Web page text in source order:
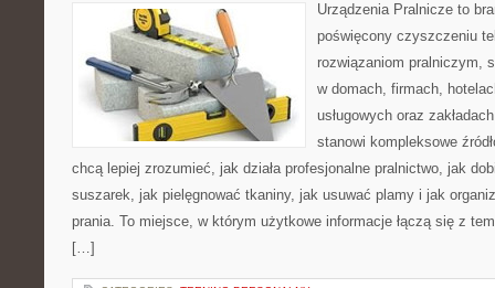
Urządzenia Pralnicze to
poświęcony czyszczeniu
rozwiązaniom pralniczym,
w domach, firmach,
usługowych oraz
stanowi kompleksowe
chcą lepiej zrozumieć, jak działa profesjonalne pralnictwo, jak
suszarek, jak pielęgnować tkaniny, jak usuwać plamy i jak
prania. To miejsce, w którym użytkowe informacje łączą się z
[…]